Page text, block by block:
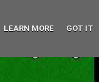
LEARN MORE GOT IT